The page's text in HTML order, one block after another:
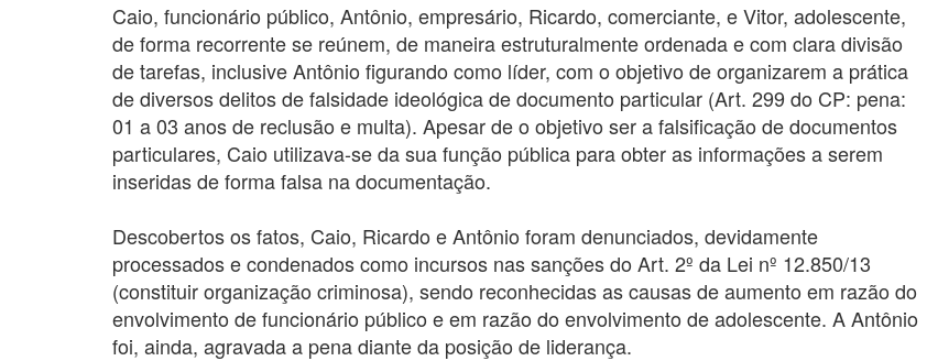
Caio, funcionário público, Antônio, empresário, Ricardo, comerciante, e Vitor, adolescente,
de forma recorrente se reúnem, de maneira estruturalmente ordenada e com clara divisão
de tarefas, inclusive Antônio figurando como líder, com o objetivo de organizarem a prática
de diversos delitos de falsidade ideológica de documento particular (Art. 299 do CP: pena:
01 a 03 anos de reclusão e multa). Apesar de o objetivo ser a falsificação de documentos
particulares, Caio utilizava-se da sua função pública para obter as informações a serem
inseridas de forma falsa na documentação.
Descobertos os fatos, Caio, Ricardo e Antônio foram denunciados, devidamente
processados e condenados como incursos nas sanções do Art. 2º da Lei nº 12.850/13
(constituir organização criminosa), sendo reconhecidas as causas de aumento em razão do
envolvimento de funcionário público e em razão do envolvimento de adolescente. A Antônio
foi, ainda, agravada a pena diante da posição de liderança.